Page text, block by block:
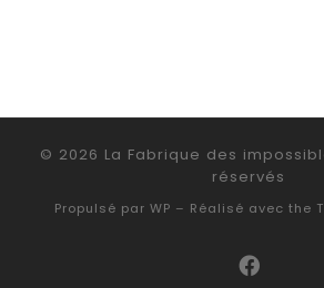
© 2026 La Fabrique des
réservés
Propulsé par WP – Réalisé avec the